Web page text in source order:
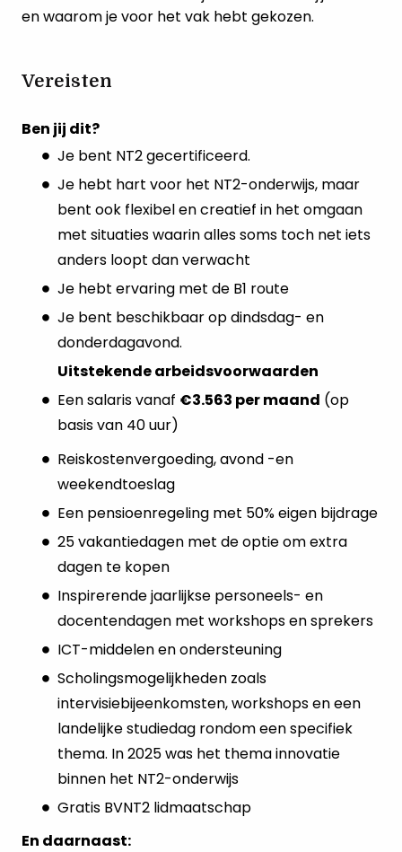
en waarom je voor het vak hebt gekozen.
Vereisten
Ben jij dit?
Je bent NT2 gecertificeerd.
Je hebt hart voor het NT2-onderwijs, maar
bent ook flexibel en creatief in het omgaan
met situaties waarin alles soms toch net iets
anders loopt dan verwacht
Je hebt ervaring met de B1 route
Je bent beschikbaar op dindsdag- en
donderdagavond.
Uitstekende arbeidsvoorwaarden
Een salaris vanaf €3.563 per maand (op
basis van 40 uur)
Reiskostenvergoeding, avond -en
weekendtoeslag
Een pensioenregeling met 50% eigen bijdrage
25 vakantiedagen met de optie om extra
dagen te kopen
Inspirerende jaarlijkse personeels- en
docentendagen met workshops en sprekers
ICT-middelen en ondersteuning
Scholingsmogelijkheden zoals
intervisiebijeenkomsten, workshops en een
landelijke studiedag rondom een specifiek
thema. In 2025 was het thema innovatie
binnen het NT2-onderwijs
Gratis BVNT2 lidmaatschap
En daarnaast: